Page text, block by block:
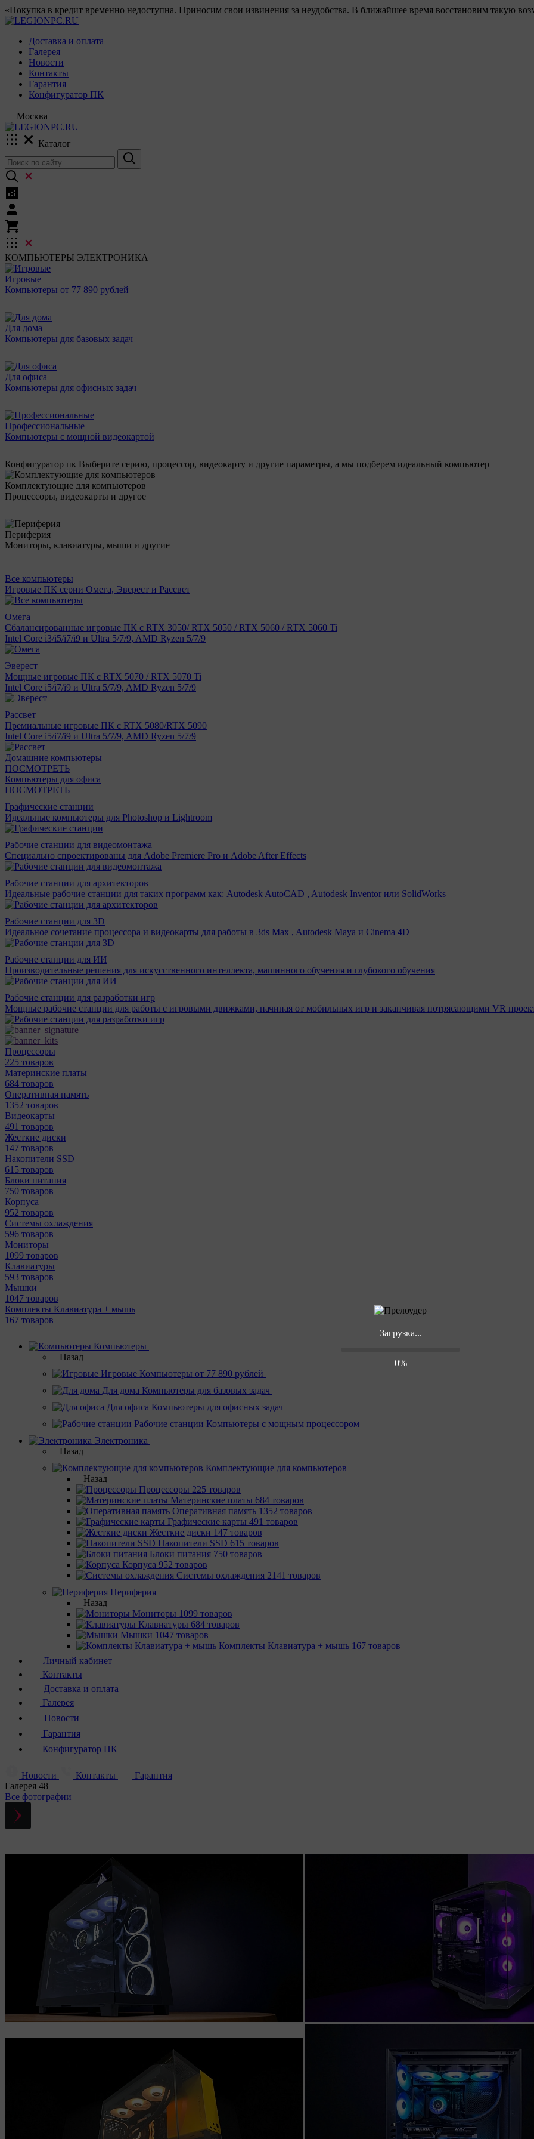
Загрузка...
0%
«Покупка в кредит временно недоступна. Приносим свои извинения за неудобства. В ближайшее время восстановим такую
Доставка и оплата
Галерея
Новости
Контакты
Гарантия
Конфигуратор ПК
Москва
Каталог
КОМПЬЮТЕРЫ ЭЛЕКТРОНИКА
Игровые
Компьютеры от 77 890 рублей
Для дома
Компьютеры для базовых задач
Для офиса
Компьютеры для офисных задач
Профессиональные
Компьютеры с мощной видеокартой
Конфигуратор пк Выберите серию, процессор, видеокарту и другие параметры, а мы подберем идеальный компьютер
Комплектующие для компьютеров
Процессоры, видеокарты и другое
Периферия
Мониторы, клавиатуры, мыши и другие
Все компьютеры
Игровые ПК серии Омега, Эверест и Рассвет
Омега
Сбалансированные игровые ПК с RTX 3050/ RTX 5050 / RTX 5060 / RTX 5060 Ti
Intel Core i3/i5/i7/i9 и Ultra 5/7/9, AMD Ryzen 5/7/9
Эверест
Мощные игровые ПК с RTX 5070 / RTX 5070 Ti
Intel Core i5/i7/i9 и Ultra 5/7/9, AMD Ryzen 5/7/9
Рассвет
Премиальные игровые ПК с RTX 5080/RTX 5090
Intel Core i5/i7/i9 и Ultra 5/7/9, AMD Ryzen 5/7/9
Домашние компьютеры
ПОСМОТРЕТЬ
Компьютеры для офиса
ПОСМОТРЕТЬ
Графические станции
Идеальные компьютеры для Photoshop и Lightroom
Рабочие станции для видеомонтажа
Специально спроектированы для Adobe Premiere Pro и Adobe After Effects
Рабочие станции для архитекторов
Идеальные рабочие станции для таких программ как: Autodesk AutoCAD , Autodesk Inventor или SolidWorks
Рабочие станции для 3D
Идеальное сочетание процессора и видеокарты для работы в 3ds Max , Autodesk Maya и Cinema 4D
Рабочие станции для ИИ
Производительные решения для искусственного интеллекта, машинного обучения и глубокого обучения
Рабочие станции для разработки игр
Мощные рабочие станции для работы с игровыми движками, начиная от мобильных игр и заканчивая потрясающими VR
Процессоры
225 товаров
Материнcкие платы
684 товаров
Оперативная память
1352 товаров
Видеокарты
491 товаров
Жесткие диски
147 товаров
Накопители SSD
615 товаров
Блоки питания
750 товаров
Корпуса
952 товаров
Системы охлаждения
596 товаров
Мониторы
1099 товаров
Клавиатуры
593 товаров
Мышки
1047 товаров
Комплекты Клавиатура + мышь
167 товаров
Компьютеры
Назад
Игровые Компьютеры от 77 890 рублей
Для дома Компьютеры для базовых задач
Для офиса Компьютеры для офисных задач
Рабочие станции Компьютеры с мощным процессором
Электроника
Назад
Комплектующие для компьютеров
Назад
Процессоры 225 товаров
Материнcкие платы 684 товаров
Оперативная память 1352 товаров
Графические карты 491 товаров
Жесткие диски 147 товаров
Накопители SSD 615 товаров
Блоки питания 750 товаров
Корпуса 952 товаров
Системы охлаждения 2141 товаров
Периферия
Назад
Мониторы 1099 товаров
Клавиатуры 684 товаров
Мышки 1047 товаров
Комплекты Клавиатура + мышь 167 товаров
Личный кабинет
Контакты
Доставка и оплата
Галерея
Новости
Гарантия
Конфигуратор ПК
Новости Контакты
Гарантия
Галерея 48
Все фотографии